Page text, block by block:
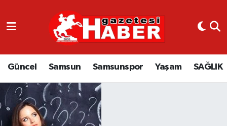
Güncel Samsun Samsunspor Yaşam SAĞLIK
GÜNCEL
SAMSUN
SAMSUNSPOR
EKONOMİ